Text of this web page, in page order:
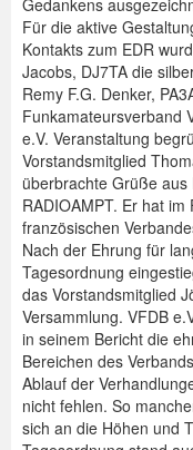
Für die aktive
Kontakts zum EDR
Jacobs, DJ7TA die
Remy F.G. Denker,
Funkamateursverband
e.V. Veranstaltung
Vorstandsmitglied
überbrachte Grüße
RADIOAMPT. Er hat
französischen
Nach der Ehrung für
Tagesordnung
das Vorstandsmitglied
Versammlung. VFDB
in seinem Bericht die
Bereichen des
Ablauf der
nicht fehlen. So
sich an die Höhen und